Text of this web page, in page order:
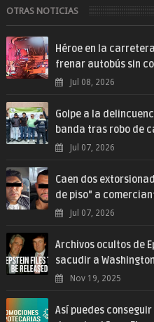
OTRAS NOTICIAS
Héroe en la
frenar autobús sin
Jul 08, 2026
Golpe a la
banda tras robo de
Jul 07, 2026
Caen dos
de piso" a
Jul 07, 2026
Archivos ocultos de
sacudir a Washington
Nov 19, 2025
Así puedes